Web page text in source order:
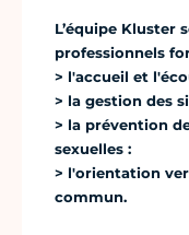
L’équipe Kluster
professionnels
> l'accueil et
> la gestion des
> la prévention
sexuelles :
> l'orientation
commun.